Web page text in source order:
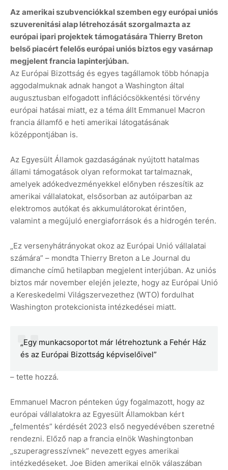
Az amerikai szubvenciókkal szemben egy európai uniós
szuverenitási alap létrehozását szorgalmazta az
európai ipari projektek támogatására Thierry Breton
belső piacért felelős európai uniós biztos egy vasárnap
megjelent francia lapinterjúban.
Az Európai Bizottság és egyes tagállamok több hónapja
aggodalmuknak adnak hangot a Washington által
augusztusban elfogadott inflációcsökkentési törvény
európai hatásai miatt, ez a téma állt Emmanuel Macron
francia államfő e heti amerikai látogatásának
középpontjában is.
Az Egyesült Államok gazdaságának nyújtott hatalmas
állami támogatások olyan reformokat tartalmaznak,
amelyek adókedvezményekkel előnyben részesítik az
amerikai vállalatokat, elsősorban az autóiparban az
elektromos autókat és akkumulátorokat érintően,
valamint a megújuló energiaforrások és a hidrogén terén.
„Ez versenyhátrányokat okoz az Európai Unió vállalatai
számára” – mondta Thierry Breton a Le Journal du
dimanche című hetilapban megjelent interjúban. Az uniós
biztos már november elején jelezte, hogy az Európai Unió
a Kereskedelmi Világszervezethez (WTO) fordulhat
Washington protekcionista intézkedései miatt.
„Egy munkacsoportot már létrehoztunk a Fehér Ház
és az Európai Bizottság képviselőivel”
– tette hozzá.
Emmanuel Macron pénteken úgy fogalmazott, hogy az
európai vállalatokra az Egyesült Államokban kért
„felmentés” kérdését 2023 első negyedévében szeretné
rendezni. Előző nap a francia elnök Washingtonban
„szuperagresszívnek” nevezett egyes amerikai
intézkedéseket. Joe Biden amerikai elnök válaszában